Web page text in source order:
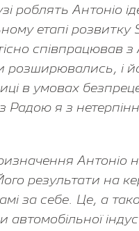
роблять Антоніо
етапі
співпрацював
розширювались, і
в умовах
Радою я з
Антоніо
результати на
за себе. Це, а
автомобільної